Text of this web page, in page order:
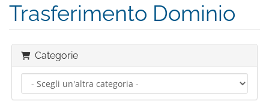
Trasferimento Dominio
Categorie